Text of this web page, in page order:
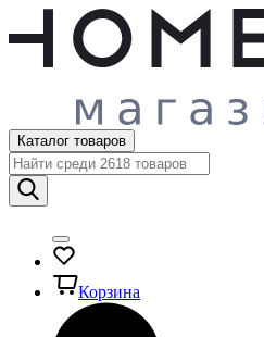
Каталог товаров
Корзина